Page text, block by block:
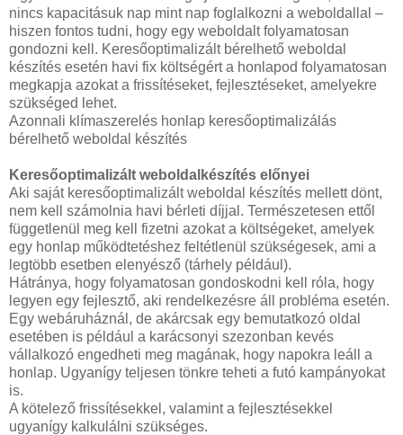
nincs kapacitásuk nap mint nap foglalkozni a weboldallal –
hiszen fontos tudni, hogy egy weboldalt folyamatosan
gondozni kell. Keresőoptimalizált bérelhető weboldal
készítés esetén havi fix költségért a honlapod folyamatosan
megkapja azokat a frissítéseket, fejlesztéseket, amelyekre
szükséged lehet.
Azonnali klímaszerelés honlap keresőoptimalizálás
bérelhető weboldal készítés
Keresőoptimalizált weboldalkészítés előnyei
Aki saját keresőoptimalizált weboldal készítés mellett dönt,
nem kell számolnia havi bérleti díjjal. Természetesen ettől
függetlenül meg kell fizetni azokat a költségeket, amelyek
egy honlap működtetéshez feltétlenül szükségesek, ami a
legtöbb esetben elenyésző (tárhely például).
Hátránya, hogy folyamatosan gondoskodni kell róla, hogy
legyen egy fejlesztő, aki rendelkezésre áll probléma esetén.
Egy webáruháznál, de akárcsak egy bemutatkozó oldal
esetében is például a karácsonyi szezonban kevés
vállalkozó engedheti meg magának, hogy napokra leáll a
honlap. Ugyanígy teljesen tönkre teheti a futó kampányokat
is.
A kötelező frissítésekkel, valamint a fejlesztésekkel
ugyanígy kalkulálni szükséges.